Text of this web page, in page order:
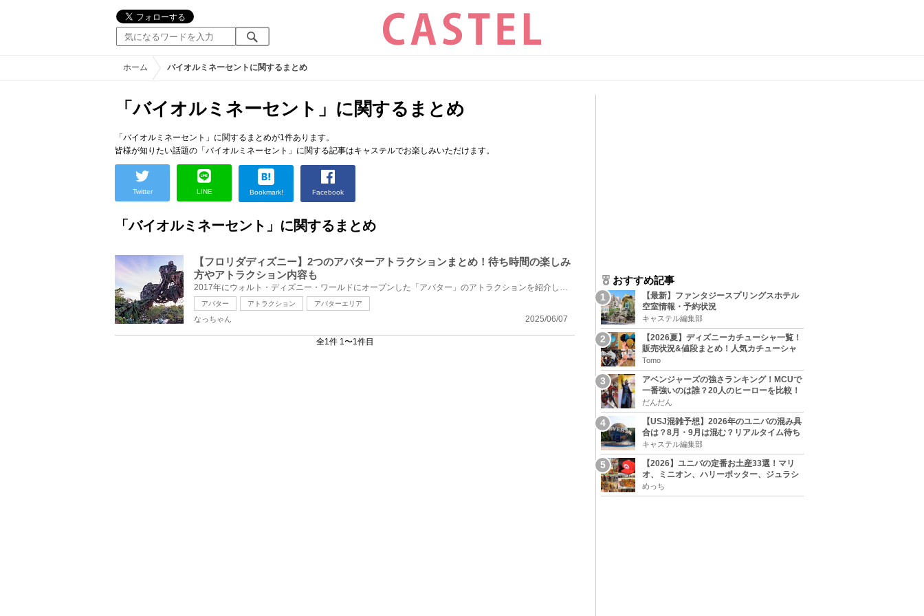
ホーム バイオルミネーセントに関するまとめ
「バイオルミネーセント」に関するまとめ
「バイオルミネーセント」に関するまとめが1件あります。
皆様が知りたい話題の「バイオルミネーセント」に関する記事はキャステルでお楽しみいただけます。
Twitter LINE Bookmark! Facebook
「バイオルミネーセント」に関するまとめ
【フロリダディズニー】2つのアバターアトラクションまとめ！待ち時間の楽しみ
方やアトラクション内容も
2017年にウォルト・ディズニー・ワールドにオープンした「アバター」のアトラクションを紹介します！映...
アバター アトラクション アバターエリア
2025/06/07
なっちゃん
全1件 1〜1件目
おすすめ記事
【最新】ファンタジースプリングスホテル
空室情報・予約状況
キャステル編集部
【2026夏】ディズニーカチューシャ一覧！
販売状況&値段まとめ！人気カチューシャ
をチェック
Tomo
アベンジャーズの強さランキング！MCUで
一番強いのは誰？20人のヒーローを比較！
だんだん
【USJ混雑予想】2026年のユニバの混み具
合は？8月・9月は混む？リアルタイム待ち
時間アプリも
キャステル編集部
【2026】ユニバの定番お土産33選！マリ
オ、ミニオン、ハリーポッター、ジュラシ
ックパーク、セサミ、SINGなどのグッズ情
報
めっち